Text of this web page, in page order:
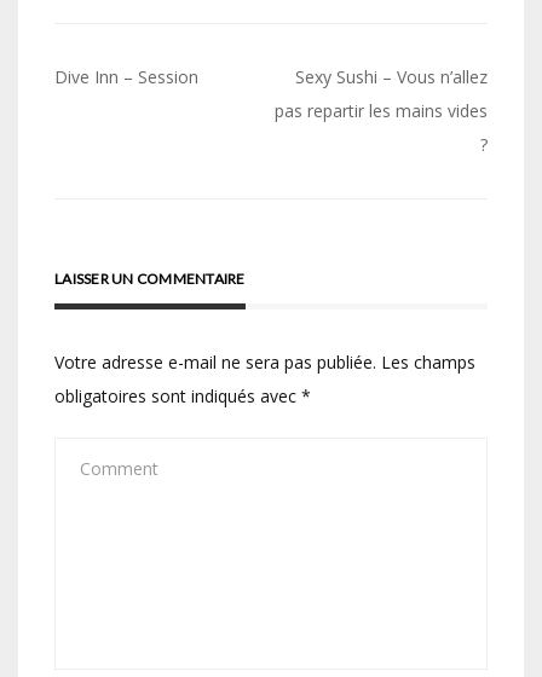
Navigation
Dive Inn – Session
Sexy Sushi – Vous n’allez
pas repartir les mains vides
?
LAISSER UN COMMENTAIRE
Votre adresse e-mail ne sera pas publiée. Les champs
obligatoires sont indiqués avec *